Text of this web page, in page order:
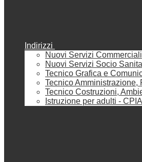
Indirizzi
Nuovi Servizi Commerciali
Nuovi Servizi Socio
Tecnico Grafica e
Tecnico Amministrazione,
Tecnico Costruzioni,
Istruzione per adulti - CPIA